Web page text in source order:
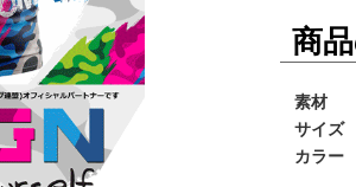
商
素材
サイズ
カラー